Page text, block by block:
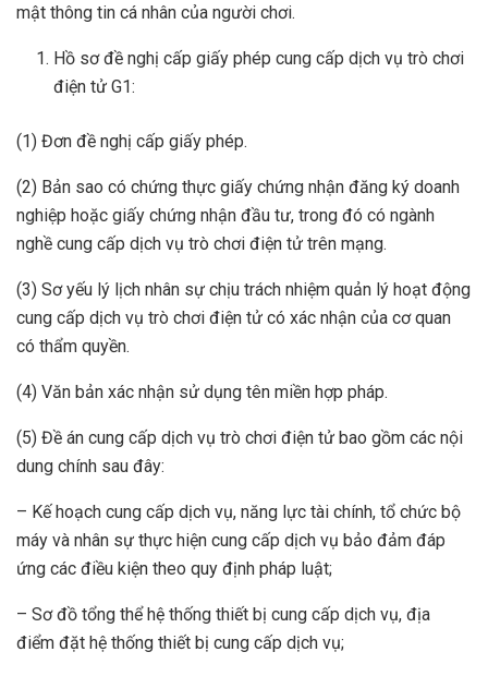
mật thông tin cá nhân của người chơi.
Hồ sơ đề nghị cấp giấy phép cung cấp dịch vụ trò chơi
điện tử G1:
(1) Đơn đề nghị cấp giấy phép.
(2) Bản sao có chứng thực giấy chứng nhận đăng ký doanh
nghiệp hoặc giấy chứng nhận đầu tư, trong đó có ngành
nghề cung cấp dịch vụ trò chơi điện tử trên mạng.
(3) Sơ yếu lý lịch nhân sự chịu trách nhiệm quản lý hoạt động
cung cấp dịch vụ trò chơi điện tử có xác nhận của cơ quan
có thẩm quyền.
(4) Văn bản xác nhận sử dụng tên miền hợp pháp.
(5) Đề án cung cấp dịch vụ trò chơi điện tử bao gồm các nội
dung chính sau đây:
– Kế hoạch cung cấp dịch vụ, năng lực tài chính, tổ chức bộ
máy và nhân sự thực hiện cung cấp dịch vụ bảo đảm đáp
ứng các điều kiện theo quy định pháp luật;
– Sơ đồ tổng thể hệ thống thiết bị cung cấp dịch vụ, địa
điểm đặt hệ thống thiết bị cung cấp dịch vụ;